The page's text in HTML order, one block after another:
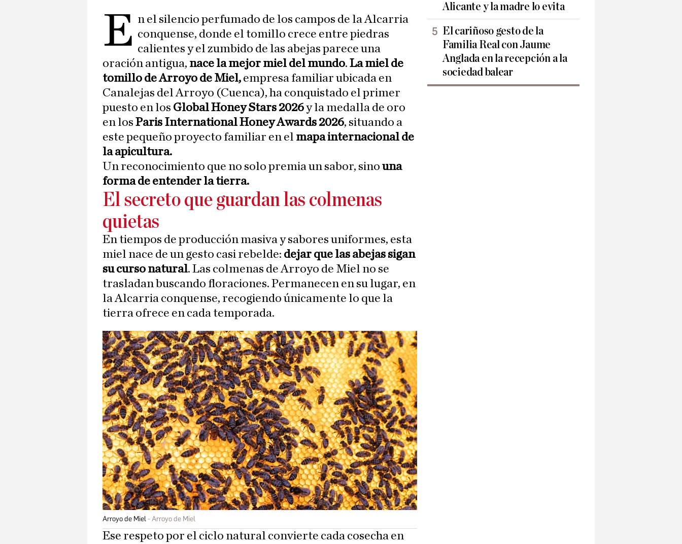
E n el silencio perfumado de los campos de la Alcarria
conquense, donde el tomillo crece entre piedras
calientes y el zumbido de las abejas parece una
oración antigua, nace la mejor miel del mundo. La miel de
tomillo de Arroyo de Miel, empresa familiar ubicada en
Canalejas del Arroyo (Cuenca), ha conquistado el primer
puesto en los Global Honey Stars 2026y la medalla de oro
en los Paris International Honey Awards 2026, situando a
este pequeño proyecto familiar en el mapa internacional de
la apicultura.
Un reconocimiento que no solo premia un sabor, sino una
forma de entender la tierra.
El secreto que guardan las colmenas
quietas
En tiempos de producción masiva y sabores uniformes, esta
miel nace de un gesto casi rebelde: dejar que las abejas sigan
su curso natural. Las colmenas de Arroyo de Miel no se
trasladan buscando floraciones. Permanecen en su lugar, en
la Alcarria conquense, recogiendo únicamente lo que la
tierra ofrece en cada temporada.
Arroyo de Miel Arroyo de Miel
Ese respeto por el ciclo natural convierte cada cosecha en
Alicante y la madre lo evita
El cariñoso gesto de la
Familia Real con Jaume
Anglada en la recepción a la
sociedad balear